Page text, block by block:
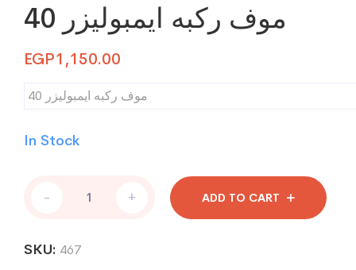
موف ركبه ايمبوليزر 40
EGP1,150.00
موف ركبه ايمبوليزر 40
In Stock
quantity
- + ADD TO CART
SKU: 467